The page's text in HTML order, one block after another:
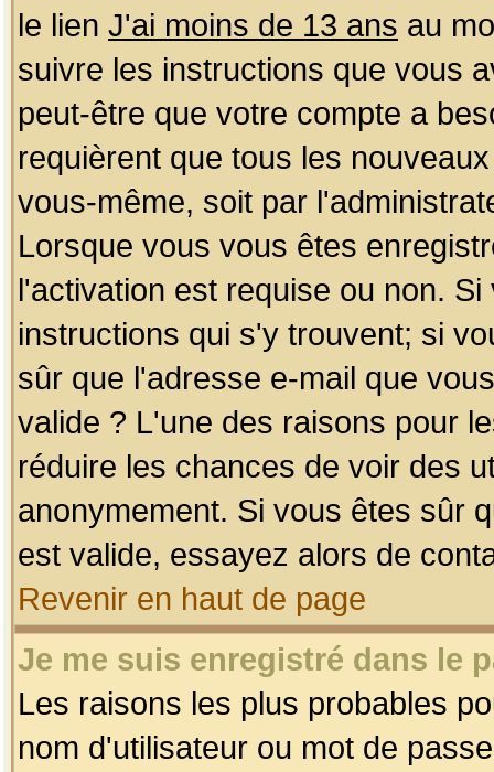
le lien J'ai moins de 13 ans au
suivre les instructions que vous
peut-être que votre compte a
requièrent que tous les
vous-même, soit par
Lorsque vous vous êtes
l'activation est requise ou non.
instructions qui s'y trouvent; si
sûr que l'adresse e-mail que
valide ? L'une des raisons pour
réduire les chances de voir des
anonymement. Si vous êtes sûr
est valide, essayez alors de
Revenir en haut de page
Je me suis enregistré dans le
Les raisons les plus probables
nom d'utilisateur ou mot de